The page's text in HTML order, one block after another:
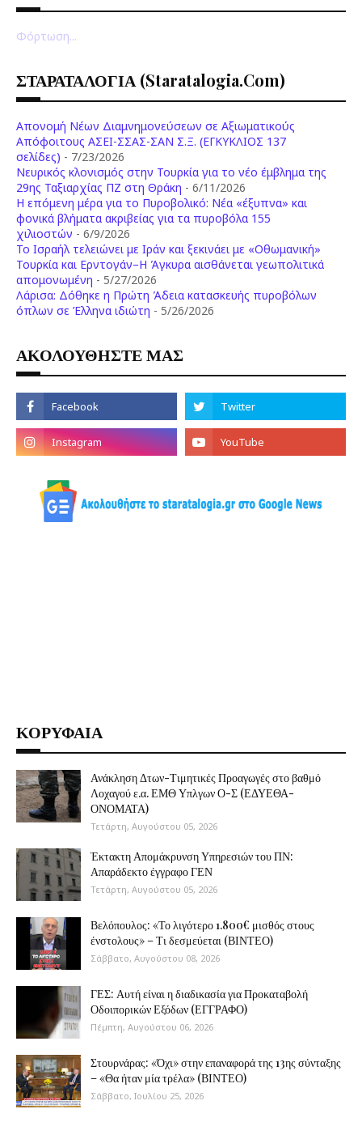
Φόρτωση...
ΣΤΑΡΑΤΑΛΟΓΙΑ (staratalogia.com)
Απονομή Νέων Διαμνημονεύσεων σε Αξιωματικούς
Απόφοιτους ΑΣΕΙ-ΣΣΑΣ-ΣΑΝ Σ.Ξ. (ΕΓΚΥΚΛΙΟΣ 137
σελίδες) - 7/23/2026
Νευρικός κλονισμός στην Τουρκία για το νέο έμβλημα της
29ης Ταξιαρχίας ΠΖ στη Θράκη - 6/11/2026
Η επόμενη μέρα για το Πυροβολικό: Νέα «έξυπνα» και
φονικά βλήματα ακριβείας για τα πυροβόλα 155
χιλιοστών - 6/9/2026
Το Ισραήλ τελειώνει με Ιράν και ξεκινάει με «Οθωμανική»
Τουρκία και Ερντογάν–Η Άγκυρα αισθάνεται γεωπολιτικά
απομονωμένη - 5/27/2026
Λάρισα: Δόθηκε η Πρώτη Άδεια κατασκευής πυροβόλων
όπλων σε Έλληνα ιδιώτη - 5/26/2026
ΑΚΟΛΟΥΘΗΣΤΕ ΜΑΣ
ΚΟΡΥΦΑΙΑ
Ανάκληση Δτων-Τιμητικές Προαγωγές στο βαθμό
Λοχαγού ε.α. ΕΜΘ Υπλγων Ο-Σ (ΕΔΥΕΘΑ-
ΟΝΟΜΑΤΑ)
Τετάρτη, Αυγούστου 05, 2026
Έκτακτη Απομάκρυνση Υπηρεσιών του ΠΝ:
Απαράδεκτο έγγραφο ΓΕΝ
Τετάρτη, Αυγούστου 05, 2026
Βελόπουλος: «Το λιγότερο 1.800€ μισθός στους
ένστολους» – Τι δεσμεύεται (ΒΙΝΤΕΟ)
Σάββατο, Αυγούστου 08, 2026
ΓΕΣ: Αυτή είναι η διαδικασία για Προκαταβολή
Οδοιπορικών Εξόδων (ΕΓΓΡΑΦΟ)
Πέμπτη, Αυγούστου 06, 2026
Στουρνάρας: «Όχι» στην επαναφορά της 13ης σύνταξης
– «Θα ήταν μία τρέλα» (ΒΙΝΤΕΟ)
Σάββατο, Ιουλίου 25, 2026